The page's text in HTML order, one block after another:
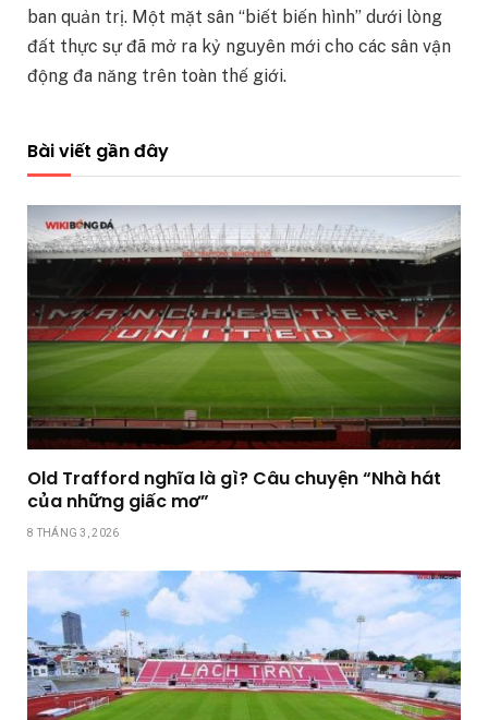
ban quản trị. Một mặt sân “biết biến hình” dưới lòng
đất thực sự đã mở ra kỷ nguyên mới cho các sân vận
động đa năng trên toàn thế giới.
Bài viết gần đây
Old Trafford nghĩa là gì? Câu chuyện “Nhà hát
của những giấc mơ”
8 THÁNG 3, 2026